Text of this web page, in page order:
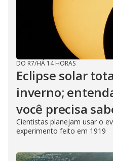
DO R7/HÁ 14 HORAS
Eclipse solar
inverno;
você precisa
Cientistas planejam usar o
experimento feito em 1919